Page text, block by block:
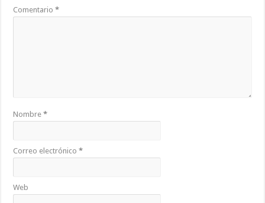
Comentario*
Nombre*
Correo electrónico*
Web